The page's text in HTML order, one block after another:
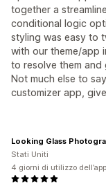
together a
conditional logic
styling was easy to
with our theme/app
to resolve them and
Not much else to
customizer app,
Looking Glass
Stati Uniti
4 giorni di utilizzo dell’app